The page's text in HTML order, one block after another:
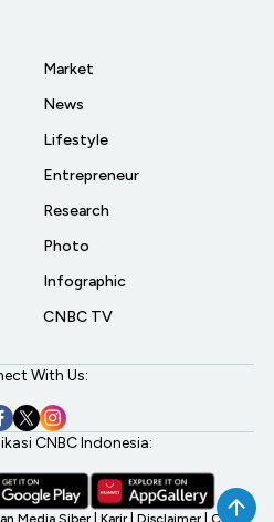
Market
News
Lifestyle
Entrepreneur
Research
Photo
Infographic
CNBC TV
With Us:
CNBC Indonesia: